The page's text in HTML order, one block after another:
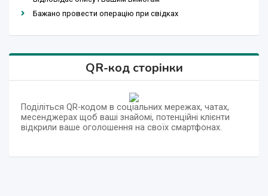
Бажано провести операцію при свідках
QR-код сторінки
Поділіться QR-кодом в соціальних мережах, чатах,
месенджерах щоб ваші знайомі, потенційні клієнти
відкрили ваше оголошення на своїх смартфонах.